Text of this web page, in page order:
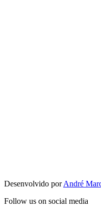
Desenvolvido porAndré
Follow us on social media